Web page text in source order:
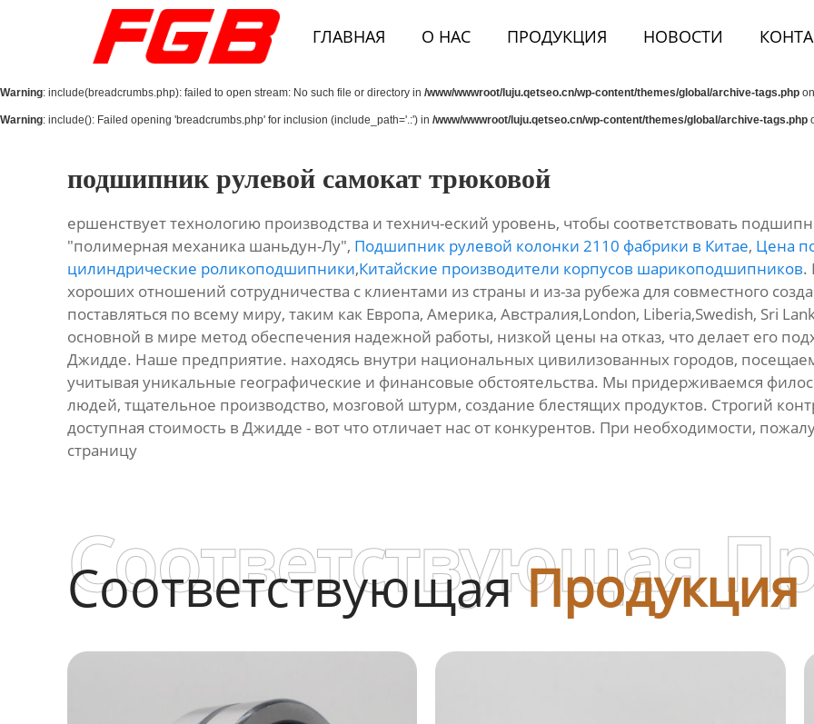
ГЛАВНАЯ О НАС ПРОДУКЦИЯ НОВОСТИ
Продукция
Warning: include(breadcrumbs.php): failed to open stream: No such file or directory in /www/wwwroot/luju.qetseo.cn/wp-content/themes/global/archive-tags.php
Warning: include(): Failed opening 'breadcrumbs.php' for inclusion (include_path='.:') in /www/wwwroot/luju.qetseo.cn/wp-content/themes/global/archive-tags.php
подшипник рулевой самокат трюковой
ершенствует технологию производства и технич-еский уровень, чтобы соответствовать
"полимерная механика шаньдун-Лу", Подшипник рулевой колонки 2110 фабрики в Китае, Цена
цилиндрические роликоподшипники,Китайские производители корпусов шарикоподшипников.
хороших отношений сотрудничества с клиентами из страны и из-за рубежа для совместного
поставляться по всему миру, таким как Европа, Америка, Австралия,London, Liberia,Swedish, Sri
основной в мире метод обеспечения надежной работы, низкой цены на отказ, что делает его
Джидде. Наше предприятие. находясь внутри национальных цивилизованных городов,
учитывая уникальные географические и финансовые обстоятельства. Мы придерживаемся
людей, тщательное производство, мозговой штурм, создание блестящих продуктов. Строгий
доступная стоимость в Джидде - вот что отличает нас от конкурентов. При необходимости,
страницу
СоответствующаяПродукция
Соответствующая